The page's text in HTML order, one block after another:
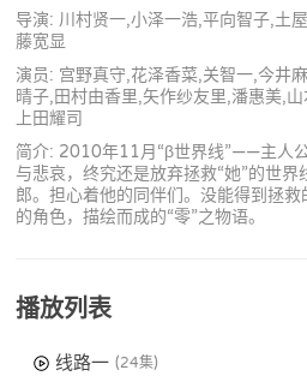
导演: 川村贤一,小泽一浩,平向智子,土
藤宽显
演员: 宫野真守,花泽香菜,关智一,今井
晴子,田村由香里,矢作纱友里,潘惠美,
上田耀司
简介: 2010年11月“β世界线”——主人
与悲哀，终究还是放弃拯救“她”的世
郎。担心着他的同伴们。没能得到拯
的角色，描绘而成的“零”之物语。
播放列表
线路一 (24集)